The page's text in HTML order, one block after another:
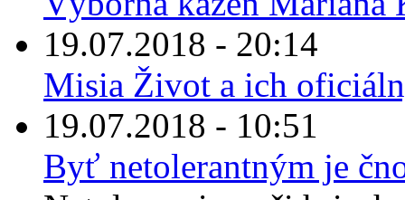
19.07.2018 - 20:14
Misia Život a ich
19.07.2018 - 10:51
Byť netolerantným je